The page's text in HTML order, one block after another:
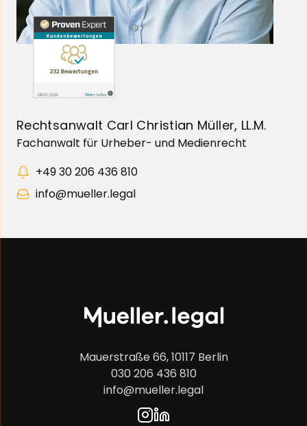
Rechtsanwalt Carl Christian Müller, LL.M.
Fachanwalt für Urheber- und Medienrecht
+49 30 206 436 810
info@mueller.legal
Mauerstraße 66, 10117 Berlin
030 206 436 810
info@mueller.legal